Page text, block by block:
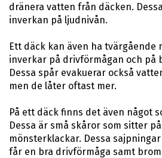
dränera vatten från däcken.
inverkan på ljudnivån.
Ett däck kan även ha tvärgående
inverkar på drivförmågan och på
Dessa spår evakuerar också
men de låter oftast mer.
På ett däck finns det även något
Dessa är små skåror som sitter
mönsterklackar. Dessa
får en bra drivförmåga samt